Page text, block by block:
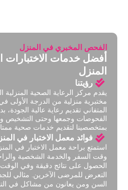
الفحص المخبري في المنزل
أفضل خدمات الاختبارات
المنزل
رؤيتنا
يقدم مركز الرعاية الصحية
مختبرية منزلية من الدرجة الأولى
المتفاني تقديم رعاية عالية الجودة،
الفحوصات وجمعها وحتى التشخيص
بمتخصصينا لتقديم خدمات صحية
فوائد معمل الاختبار في
استمتع براحة معمل الاختبار في
وقت السفر والخدمة الشخصية
الحصول على نتائج دقيقة وفي
التعرض للمرضى الآخرين. مثالي
السن ومن يعانون من مشاكل في